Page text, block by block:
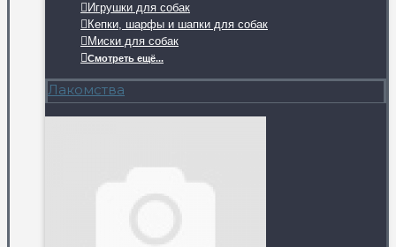
Игрушки для собак
Кепки, шарфы и шапки для собак
Миски для собак
Смотреть ещё...
Лакомства